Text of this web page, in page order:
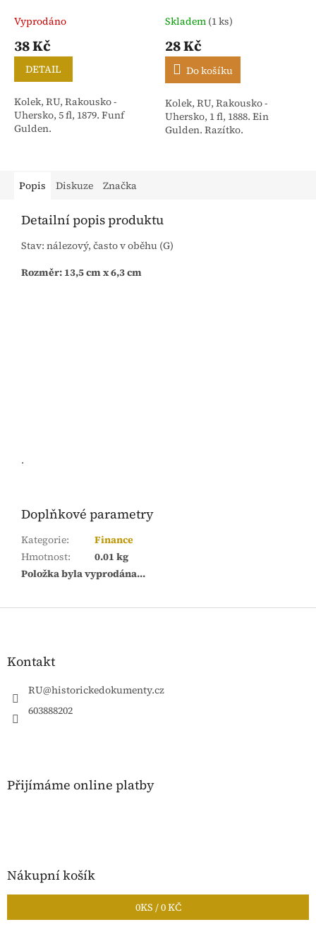
Vyprodáno
38 Kč
DETAIL
Kolek, RU, Rakousko -
Uhersko, 5 fl, 1879. Funf
Gulden.
Skladem (1 ks)
28 Kč
Do košíku
Kolek, RU, Rakousko -
Uhersko, 1 fl, 1888. Ein
Gulden. Razítko.
Popis Diskuze Značka
Detailní popis produktu
Stav: nálezový, často v oběhu (G)
Rozměr: 13,5 cm x 6,3 cm
.
Doplňkové parametry
Kategorie:
Finance
Hmotnost:
0.01 kg
Položka byla vyprodána…
Z
Kontakt
RU@historickedokumenty.cz
603888202
Přijímáme online platby
Nákupní košík
0KS /0 KČ